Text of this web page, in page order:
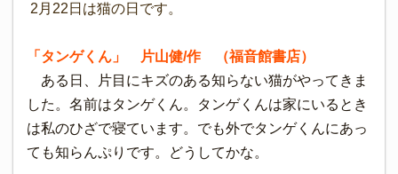
2月22日は猫の日です。
「タンゲくん」 片山健/作 （福音館書店）
ある日、片目にキズのある知らない猫がやってきま
した。名前はタンゲくん。タンゲくんは家にいるとき
は私のひざで寝ています。でも外でタンゲくんにあっ
ても知らんぷりです。どうしてかな。